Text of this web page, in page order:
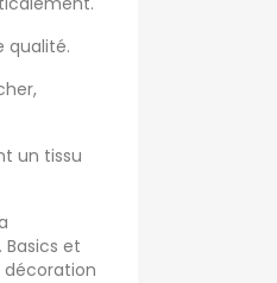
qualité.
un tissu
et
décoration